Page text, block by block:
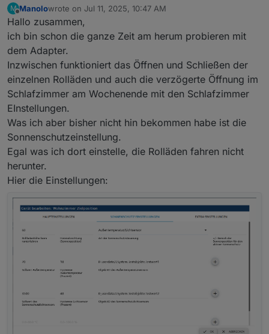
M
Offline
Manolowrote on Jul 11, 2025, 10:47 AM
last edited by
Hallo zusammen,
ich bin schon die ganze Zeit am herum probieren mit
dem Adapter.
Inzwischen funktioniert das Öffnen und Schließen der
einzelnen Rolläden und auch die verzögerte Öffnung im
Schlafzimmer am Wochenende mit den Schlafzimmer
EInstellungen.
Was ich aber bisher nicht hin bekommen habe ist die
Sonnenschutzeinstellung.
Egal was ich dort einstelle, die Rolläden fahren nicht
herunter.
Hier die Einstellungen: